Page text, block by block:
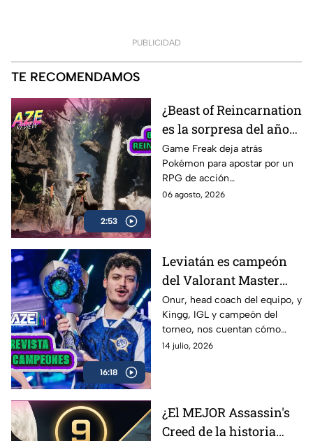
PUBLICIDAD
TE RECOMENDAMOS
2:53
¿Beast of Reincarnation
es la sorpresa del año? |
AZE Review
Game Freak deja atrás
Pokémon para apostar por un
RPG de acción
completamente diferente.
contamos
06 agosto, 2026
16:18
Leviatán es campeón
del Valorant Master
Londres 2026 |
Entrevista con Onur y
Kingg
Onur, head coach del equipo, y
Kingg, IGL y campeón del
torneo, nos cuentan cómo
vivieron el camino hacia el
Latinoamérica.
14 julio, 2026
¿El MEJOR Assassin's
Creed de la historia